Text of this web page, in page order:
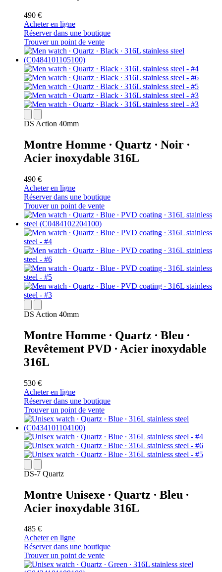
490 €
Acheter en ligne
Réserver dans une boutique
Trouver un point de vente
DS Action 40mm
Montre Homme ∙ Quartz ∙ Noir ∙
Acier inoxydable 316L
490 €
Acheter en ligne
Réserver dans une boutique
Trouver un point de vente
DS Action 40mm
Montre Homme ∙ Quartz ∙ Bleu ∙
Revêtement PVD ∙ Acier inoxydable
316L
530 €
Acheter en ligne
Réserver dans une boutique
Trouver un point de vente
DS-7 Quartz
Montre Unisexe ∙ Quartz ∙ Bleu ∙
Acier inoxydable 316L
485 €
Acheter en ligne
Réserver dans une boutique
Trouver un point de vente